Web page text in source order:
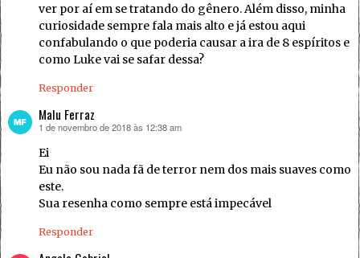
ver por aí em se tratando do gênero. Além disso, minha
curiosidade sempre fala mais alto e já estou aqui
confabulando o que poderia causar a ira de 8 espíritos e
como Luke vai se safar dessa?
Responder
Malu Ferraz
disse:
1 de novembro de 2018 às 12:38 am
Ei
Eu não sou nada fã de terror nem dos mais suaves como
este.
Sua resenha como sempre está impecável
Responder